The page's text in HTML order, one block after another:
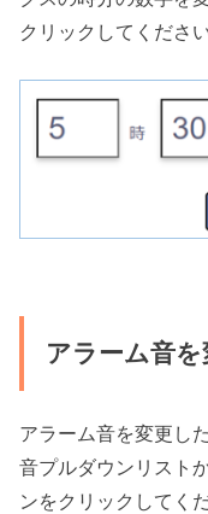
クリックしてください
アラーム音を
アラーム音を変更し
音プルダウンリスト
ンをクリックしてく